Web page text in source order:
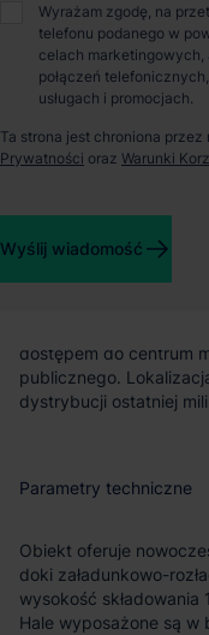
Logicor Okęcie to
klasy A, zlokalizowany
bezpośrednim
się z czterech
m², z czego obecnie
sprawdzi się jako
przestrzeń dla e-
Lokalizacja i dostępność
dostępem do centrum
publicznego.
dystrybucji ostatniej
Parametry techniczne
Obiekt oferuje
doki załadunkowo-
wysokość
Hale wyposażone są w
Wyrażam zgodę, na
telefonu podanego w
celach
połączeń
usługach i promocjach.
Ta strona jest chroniona
Prywatności oraz Warunki
Wyślij wiadomość